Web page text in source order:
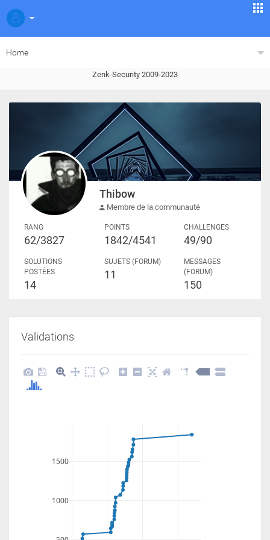
Home
Zenk-Security 2009-2023
Thibow
Membre de la communauté
RANG
62/3827
POINTS
1842/4541
CHALLENGES
49/90
SOLUTIONS
POSTÉES
14
SUJETS (FORUM)
11
MESSAGES
(FORUM)
150
Validations
1000
1500